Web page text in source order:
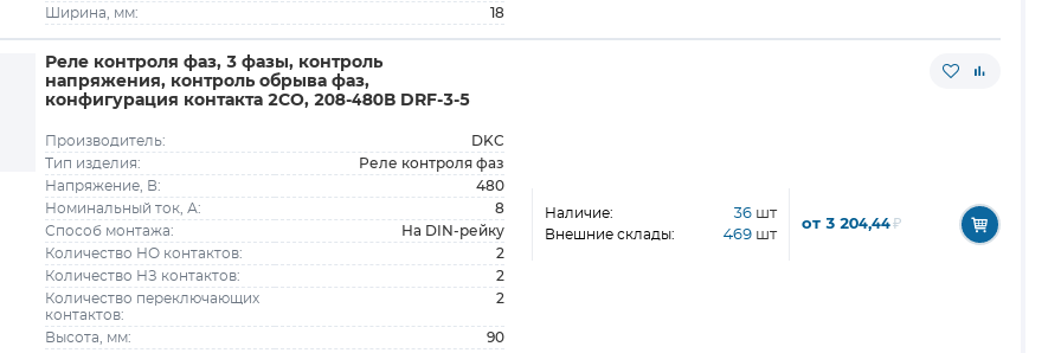
Ширина, мм: 18
Реле контроля фаз, 3 фазы, контроль
напряжения, контроль обрыва фаз,
конфигурация контакта 2CO, 208-480В DRF-3-5
Производитель: DKC
Тип изделия: Реле контроля фаз
Напряжение, В: 480
Номинальный ток, А: 8
Способ монтажа: На DIN-рейку
Количество НО контактов: 2
Количество НЗ контактов: 2
Количество переключающих
контактов:
2
Высота, мм: 90
Наличие: 36 шт
Внешние склады: 469 шт
от 3 204,44₽